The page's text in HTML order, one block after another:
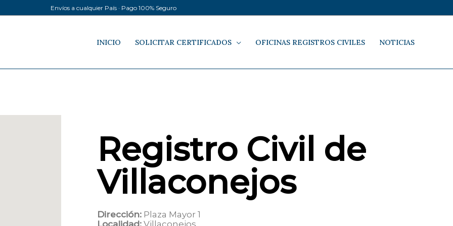
Envíos a cualquier País · Pago 100% Seguro
INICIO SOLICITAR CERTIFICADOS OFICINAS REGISTROS CIVILES NOTICIAS
Registro Civil de
Villaconejos
Dirección: Plaza Mayor 1
Localidad: Villaconejos